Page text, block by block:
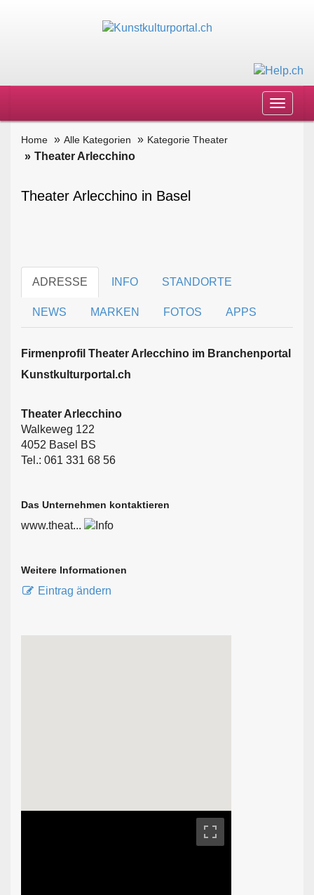
Toggle
Home Alle Kategorien Kategorie Theater
Theater Arlecchino
Theater Arlecchino in Basel
ADRESSE INFO STANDORTE
NEWS MARKEN FOTOS APPS
Firmen­profil Theater Arlecchino im Branchen­portal
Kunstkulturportal.ch
Theater Arlecchino
Walkeweg 122
4052 Basel BS
Tel.: 061 331 68 56
Das Unternehmen kontaktieren
www.theat...
Weitere Informationen
Eintrag ändern